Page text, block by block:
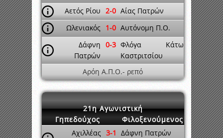
Αετός Ρίου 2-0 Αίας Πατρών
Ωλενιακός 1-0 Αυτόνομη Π.Ο.
Δάφνη
Πατρών
0-3 Φλόγα Κάτω
Καστριτσίου
Αρόη Α.Π.Ο.- ρεπό
21η Αγωνιστική
Γηπεδούχος
Φιλοξενούμενος
Αχιλλέας 3-1 Δάφνη Πατρών